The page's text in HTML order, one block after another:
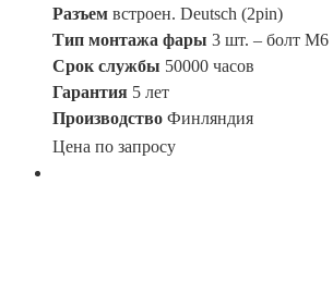
Разъем встроен. Deutsch (2pin)
Тип монтажа фары 3 шт. – болт М6
Срок службы 50000 часов
Гарантия 5 лет
Производство Финляндия
Цена по запросу